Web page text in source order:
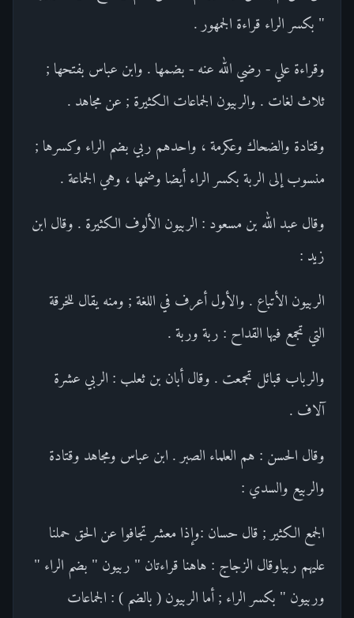
" بكسر الراء قراءة الجمهور .
وقراءة علي - رضي الله عنه - بضمها . وابن عباس بفتحها ;
ثلاث لغات . والربيون الجماعات الكثيرة ; عن مجاهد .
وقتادة والضحاك وعكرمة ، واحدهم ربي بضم الراء وكسرها ;
منسوب إلى الربة بكسر الراء أيضا وضمها ، وهي الجماعة .
وقال عبد الله بن مسعود : الربيون الألوف الكثيرة . وقال ابن
زيد :
الربيون الأتباع . والأول أعرف في اللغة ; ومنه يقال للخرقة
التي تجمع فيها القداح : ربة وربة .
والرباب قبائل تجمعت . وقال أبان بن ثعلب : الربي عشرة
آلاف .
وقال الحسن : هم العلماء الصبر . ابن عباس ومجاهد وقتادة
والربيع والسدي :
الجمع الكثير ; قال حسان :وإذا معشر تجافوا عن الحق حملنا
عليهم ربياوقال الزجاج : هاهنا قراءتان " ربيون " بضم الراء "
وربيون " بكسر الراء ; أما الربيون ( بالضم ) : الجماعات